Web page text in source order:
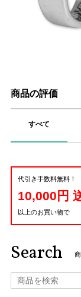
商品の評価
すべて
代引き手数料無料！
10,000円
以上のお買い物で
Search